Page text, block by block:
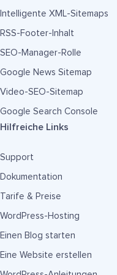
Intelligente XML-Sitemaps
RSS-Footer-Inhalt
SEO-Manager-Rolle
Google News Sitemap
Video-SEO-Sitemap
Google Search Console
Hilfreiche Links
Support
Dokumentation
Tarife & Preise
WordPress-Hosting
Einen Blog starten
Eine Website erstellen